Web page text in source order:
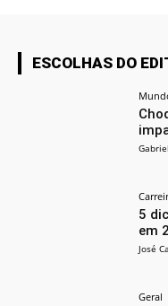
ESCOLHAS DO
5
em
José
Geral